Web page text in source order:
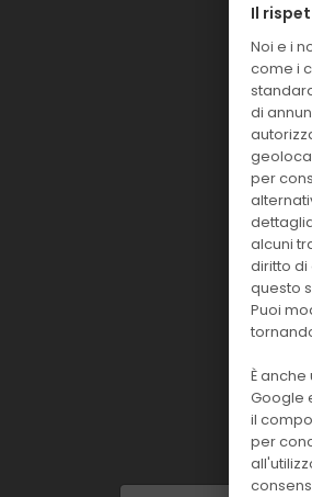
Il
Noi e i
come i
di
per
alcuni
diritto
questo
Puoi
È
Google
il
per